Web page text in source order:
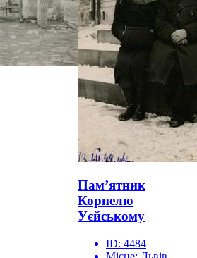
Пам’ятник
Корнелю
Уєйському
ID: 4484